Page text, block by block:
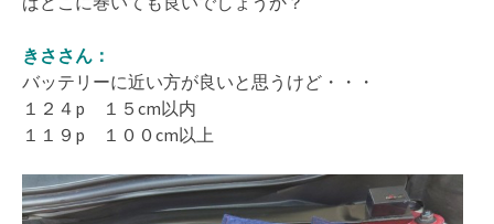
きささん：
バッテリーに近い方が良いと思うけど・・・
１２４p １５cm以内
１１９p １００cm以上